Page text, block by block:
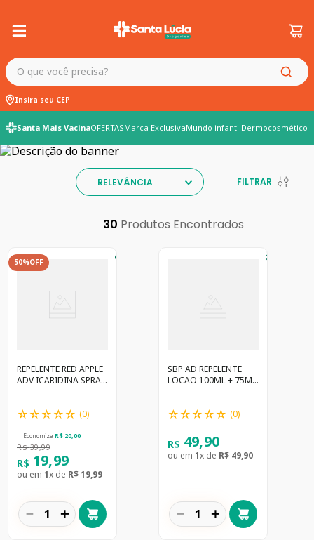
O que você precisa?
Insira seu CEP
Santa Mais VacinaOFERTASMarca ExclusivaMundo infantilDermocosméticos
RELEVÂNCIA FILTRAR
30
50%OFF
REPELENTE RED APPLE
ADV ICARIDINA SPRAY
☆☆☆☆☆ (0)
Economize R$ 20,00
R$ 39,99
R$ 19,99
ou em 1x de R$19,99
＋
－
SBP AD REPELENTE
LOCAO 100ML + 75ML
☆☆☆☆☆ (0)
R$ 49,90
ou em 1x de R$ 49,90
＋
－